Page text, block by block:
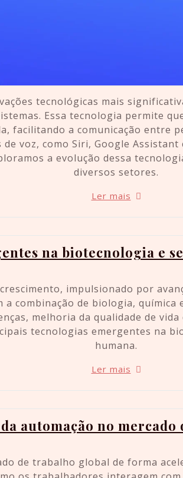
tecnológicas mais
Essa tecnologia permite
facilitando a comunicação entre
voz, como Siri, Google
a evolução dessa
diversos setores.
Ler mais
na biotecnologia e
impulsionado por
a combinação de biologia,
melhoria da qualidade de
tecnologias emergentes na
humana.
Ler mais
automação no
de trabalho global de forma